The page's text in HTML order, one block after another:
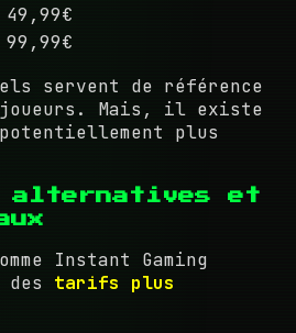
49,99€
99,99€
servent de référence
joueurs. Mais, il existe
plus
alternatives et
Instant Gaming
tarifs plus